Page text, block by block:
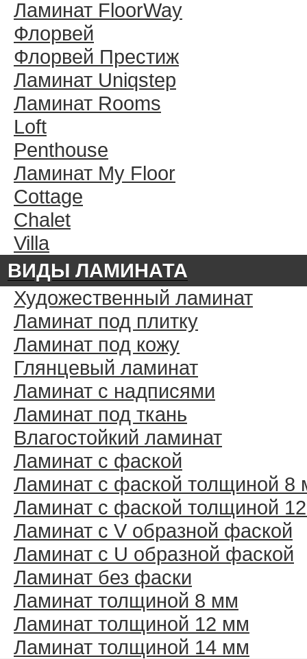
Ламинат FloorWay
Флорвей
Флорвей Престиж
Ламинат Uniqstep
Ламинат Rooms
Loft
Penthouse
Ламинат My Floor
Cottage
Chalet
Villa
ВИДЫ ЛАМИНАТА
Художественный ламинат
Ламинат под плитку
Ламинат под кожу
Глянцевый ламинат
Ламинат с надписями
Ламинат под ткань
Влагостойкий ламинат
Ламинат с фаской
Ламинат с фаской толщиной 8
Ламинат с фаской толщиной
Ламинат с V образной фаской
Ламинат с U образной фаской
Ламинат без фаски
Ламинат толщиной 8 мм
Ламинат толщиной 12 мм
Ламинат толщиной 14 мм